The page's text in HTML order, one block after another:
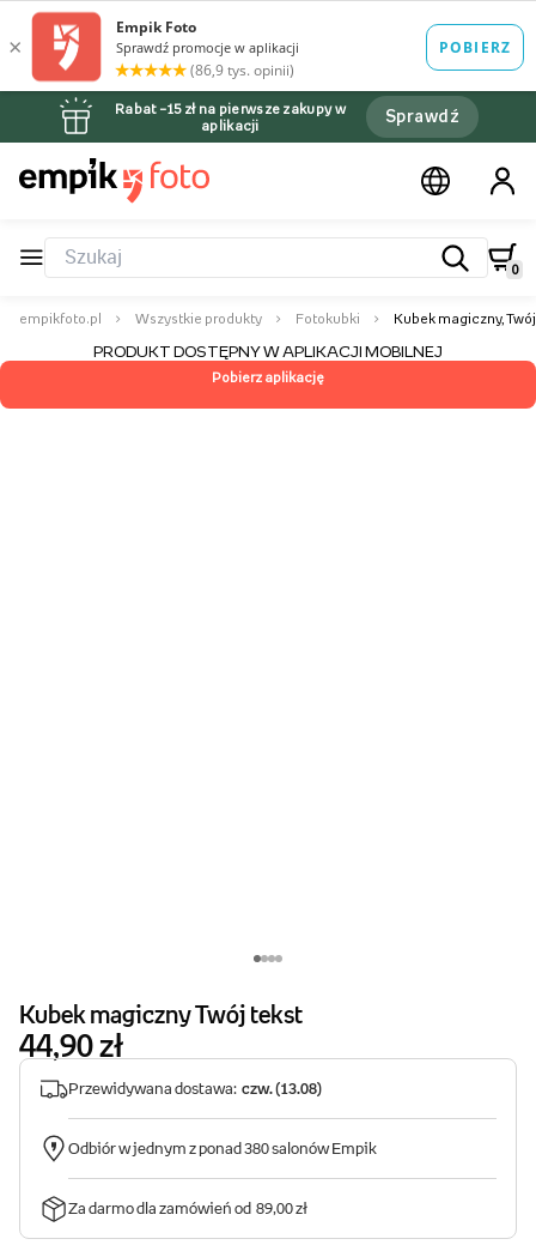
Rabat –15 zł na pierwsze zakupy w
aplikacji
Sprawdź
0
empikfoto.pl Wszystkie produkty Fotokubki Kubek magiczny,
PRODUKT DOSTĘPNY W APLIKACJI MOBILNEJ
Pobierz aplikację